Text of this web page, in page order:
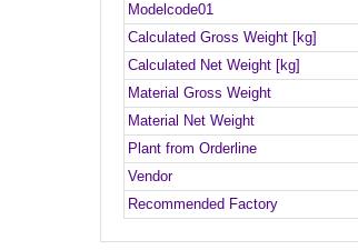
Modelcode01
Calculated Gross Weight [kg]
Calculated Net Weight [kg]
Material Gross Weight
Material Net Weight
Plant from Orderline
Vendor
Recommended Factory